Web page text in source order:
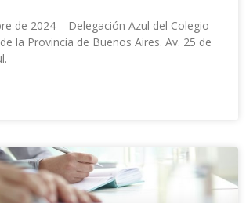
de 2024 – Delegación Azul del Colegio
la Provincia de Buenos Aires. Av. 25 de